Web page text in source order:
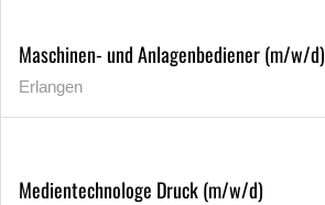
Maschinen- und Anlagenbediener (m/w/d)
Erlangen
Medientechnologe Druck (m/w/d)